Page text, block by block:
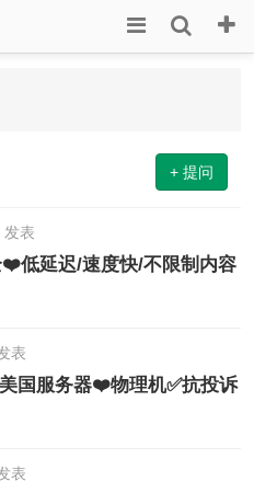
+ 提问
表
低延迟/速度快/不限制内容
表
国服务器❤️物理机✅抗投诉
表